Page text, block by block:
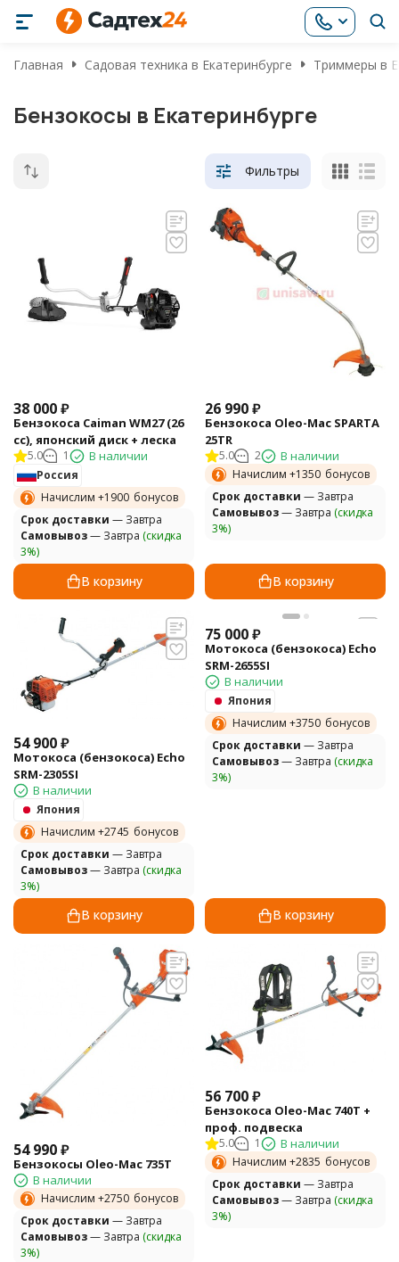
Главная Садовая техника в Екатеринбурге Триммеры в
Бензокосы в Екатеринбурге
Фильтры
38 000₽
Бензокоса Caiman WM27 (26
cc), японский диск + леска
5.0 1 В наличии
Россия
Начислим +1900 бонусов
Cрок доставки — Завтра
Самовывоз— Завтра (скидка
3%)
В корзину
26 990₽
Бензокоса Oleo-Mac SPARTA
25TR
5.0 2 В наличии
Начислим +1350 бонусов
Cрок доставки — Завтра
Самовывоз— Завтра (скидка
3%)
В корзину
54 900₽
Мотокоса (бензокоса) Echo
SRM-2305SI
В наличии
Япония
Начислим +2745 бонусов
Cрок доставки — Завтра
Самовывоз— Завтра (скидка
3%)
В корзину
75 000₽
Мотокоса (бензокоса) Echo
SRM-2655SI
В наличии
Япония
Начислим +3750 бонусов
Cрок доставки — Завтра
Самовывоз— Завтра (скидка
3%)
В корзину
54 990₽
Бензокосы Oleo-Mac 735T
В наличии
Начислим +2750 бонусов
Cрок доставки — Завтра
Самовывоз— Завтра (скидка
3%)
56 700₽
Бензокоса Oleo-Mac 740T +
проф. подвеска
5.0 1 В наличии
Начислим +2835 бонусов
Cрок доставки — Завтра
Самовывоз— Завтра (скидка
3%)